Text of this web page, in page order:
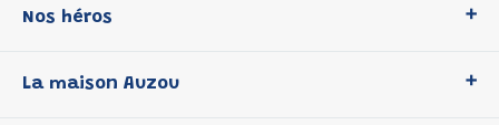
Nos héros
P'tit Loup
La maison Auzou